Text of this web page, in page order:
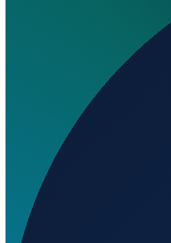
Wo liegt Aerodromo de Muge?
Wird geladen...
39.09716
Lisbon